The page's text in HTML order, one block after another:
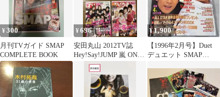
¥300
月刊TVガイド SMAP
COMPLETE BOOK
¥696
安田丸山 2012TV誌
Hey!Say!JUMP 嵐 ONE
PIECE 4冊
¥1,900
【1996年2月号】Duet
デュエット SMAP